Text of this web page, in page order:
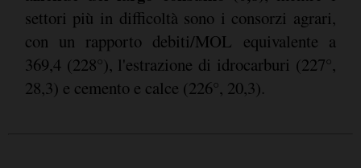
settori più in difficoltà sono i consorzi agrari,
con un rapporto debiti/MOL equivalente a
369,4 (228°), l'estrazione di idrocarburi (227°,
28,3) e cemento e calce (226°, 20,3).